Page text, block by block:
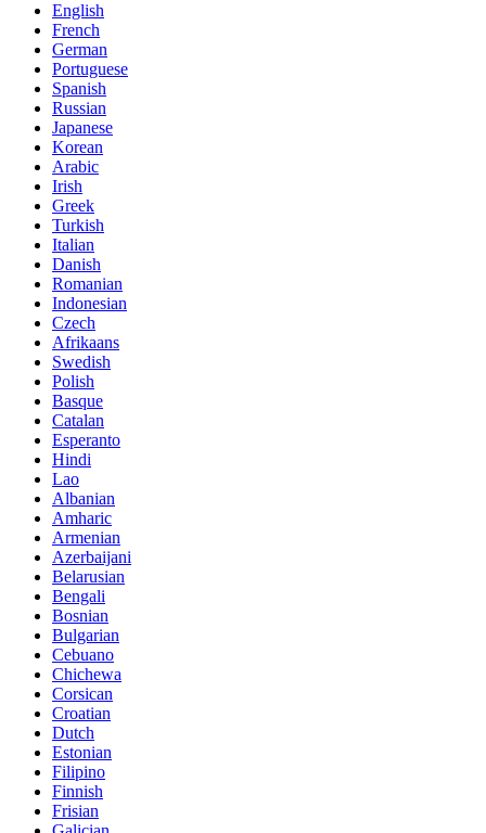
English
French
German
Portuguese
Spanish
Russian
Japanese
Korean
Arabic
Irish
Greek
Turkish
Italian
Danish
Romanian
Indonesian
Czech
Afrikaans
Swedish
Polish
Basque
Catalan
Esperanto
Hindi
Lao
Albanian
Amharic
Armenian
Azerbaijani
Belarusian
Bengali
Bosnian
Bulgarian
Cebuano
Chichewa
Corsican
Croatian
Dutch
Estonian
Filipino
Finnish
Frisian